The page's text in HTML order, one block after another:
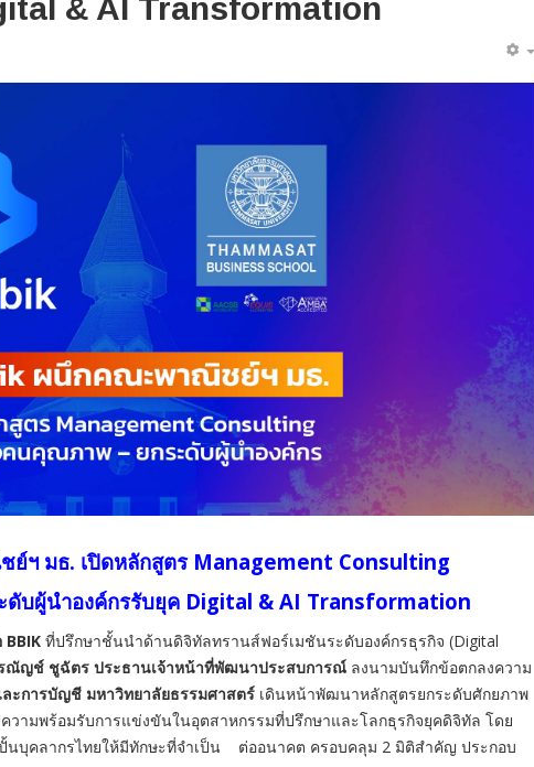
& AI Transformation
ฯ มธ. เปิดหลักสูตร Management Consulting
ดับผู้นำองค์กรรับยุค Digital & AI Transformation
BBIK ที่ปรึกษาชั้นนำด้านดิจิทัลทรานส์ฟอร์เมชันระดับองค์กรธุรกิจ (Digital
ณัญช์ ชูฉัตร ประธานเจ้าหน้าที่พัฒนาประสบการณ์ ลงนามบันทึกข้อตกลงความ
ะการบัญชี มหาวิทยาลัยธรรมศาสตร์ เดินหน้าพัฒนาหลักสูตรยกระดับศักยภาพ
วามพร้อมรับการแข่งขันในอุตสาหกรรมที่ปรึกษาและโลกธุรกิจยุคดิจิทัล โดย
นบุคลากรไทยให้มีทักษะที่จำเป็น ต่ออนาคต ครอบคลุม 2 มิติสำคัญ ประกอบ